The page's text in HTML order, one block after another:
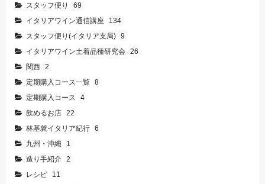
スタッフ便り
69
イタリアワイン通信講座
134
スタッフ便り(イタリア支局) 9
イタリアワイン土着品種研究会 26
関西 2
定期購入コース一覧 8
定期購入コース
4
飲めるお店 22
林基就イタリア紀行 6
九州・沖縄
1
造り手紹介 2
レシピ
11